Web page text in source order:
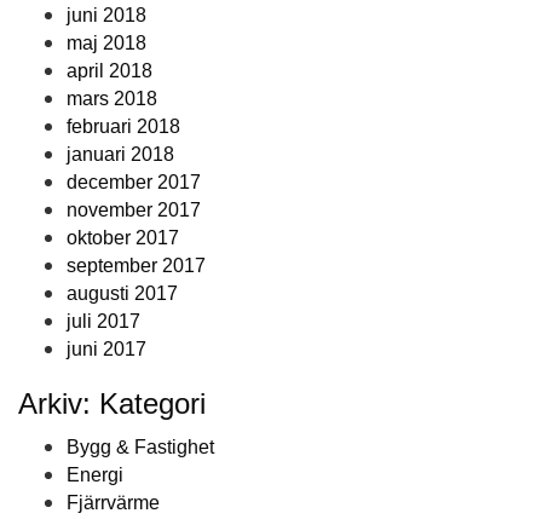
juni 2018
maj 2018
april 2018
mars 2018
februari 2018
januari 2018
december 2017
november 2017
oktober 2017
september 2017
augusti 2017
juli 2017
juni 2017
Arkiv: Kategori
Bygg & Fastighet
Energi
Fjärrvärme